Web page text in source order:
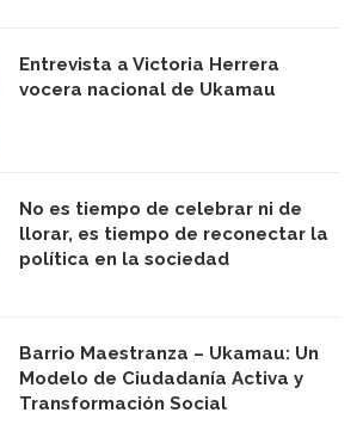
Entrevista a Victoria Herrera
vocera nacional de Ukamau
No es tiempo de celebrar ni de
llorar, es tiempo de reconectar la
política en la sociedad
Barrio Maestranza – Ukamau: Un
Modelo de Ciudadanía Activa y
Transformación Social